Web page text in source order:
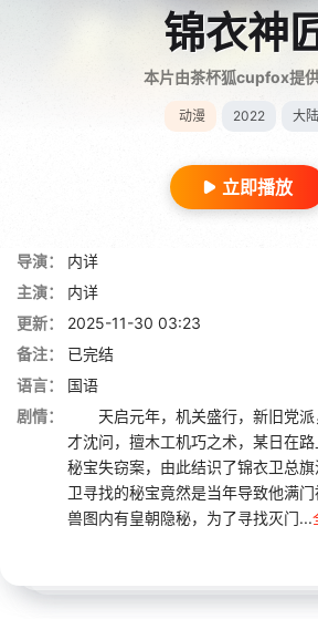
锦衣神
本片由茶杯狐cupfox提
动漫 2022 大陆
立即播放
导演：
内详
主演：
内详
更新：
2025-11-30 03:23
备注：
已完结
语言：
国语
剧情：
天启元年，机关盛行，新旧党派
才沈问，擅木工机巧之术，某日在
秘宝失窃案，由此结识了锦衣卫总
卫寻找的秘宝竟然是当年导致他满
兽图内有皇朝隐秘，为了寻找灭门...